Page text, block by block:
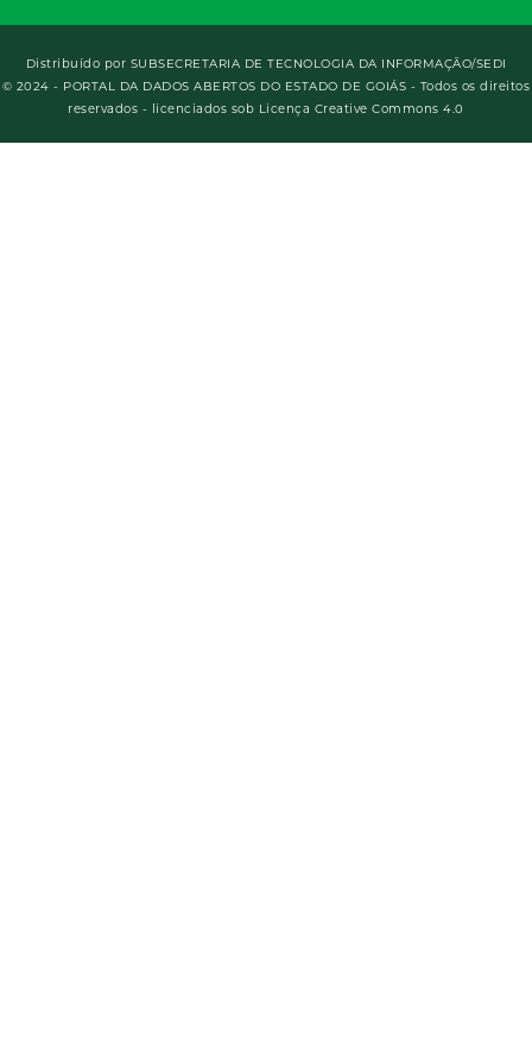
Distribuído por SUBSECRETARIA DE TECNOLOGIA DA INFORMAÇÃO/SEDI
© 2024 - PORTAL DA DADOS ABERTOS DO ESTADO DE GOIÁS - Todos os direitos
reservados - licenciados sob Licença Creative Commons 4.0